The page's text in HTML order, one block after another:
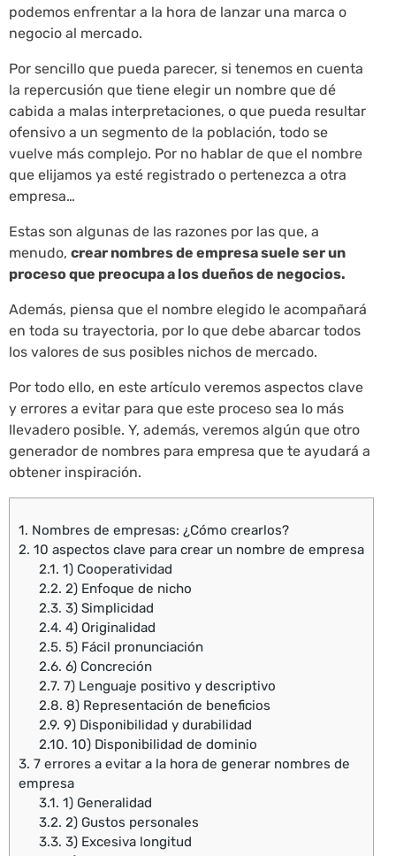
podemos enfrentar a la hora de lanzar una marca o
negocio al mercado.
Por sencillo que pueda parecer, si tenemos en cuenta
la repercusión que tiene elegir un nombre que dé
cabida a malas interpretaciones, o que pueda resultar
ofensivo a un segmento de la población, todo se
vuelve más complejo. Por no hablar de que el nombre
que elijamos ya esté registrado o pertenezca a otra
empresa…
Estas son algunas de las razones por las que, a
menudo, crear nombres de empresa suele ser un
proceso que preocupa a los dueños de negocios.
Además, piensa que el nombre elegido le acompañará
en toda su trayectoria, por lo que debe abarcar todos
los valores de sus posibles nichos de mercado.
Por todo ello, en este artículo veremos aspectos clave
y errores a evitar para que este proceso sea lo más
llevadero posible. Y, además, veremos algún que otro
generador de nombres para empresa que te ayudará a
obtener inspiración.
1. Nombres de empresas: ¿Cómo crearlos?
2. 10 aspectos clave para crear un nombre de empresa
2.1. 1) Cooperatividad
2.2. 2) Enfoque de nicho
2.3. 3) Simplicidad
2.4. 4) Originalidad
2.5. 5) Fácil pronunciación
2.6. 6) Concreción
2.7. 7) Lenguaje positivo y descriptivo
2.8. 8) Representación de beneficios
2.9. 9) Disponibilidad y durabilidad
2.10. 10) Disponibilidad de dominio
3. 7 errores a evitar a la hora de generar nombres de
empresa
3.1. 1) Generalidad
3.2. 2) Gustos personales
3.3. 3) Excesiva longitud